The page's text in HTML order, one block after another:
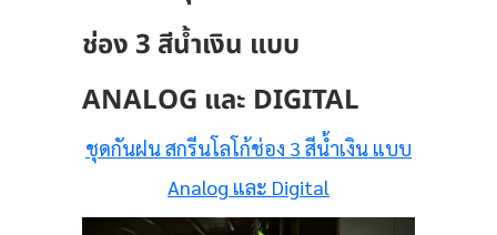
ช่อง 3 สีน้ำเงิน แบบ
ANALOG และ DIGITAL
ชุดกันฝน สกรีนโลโก้ช่อง 3 สีน้ำเงิน แบบ
Analog และ Digital